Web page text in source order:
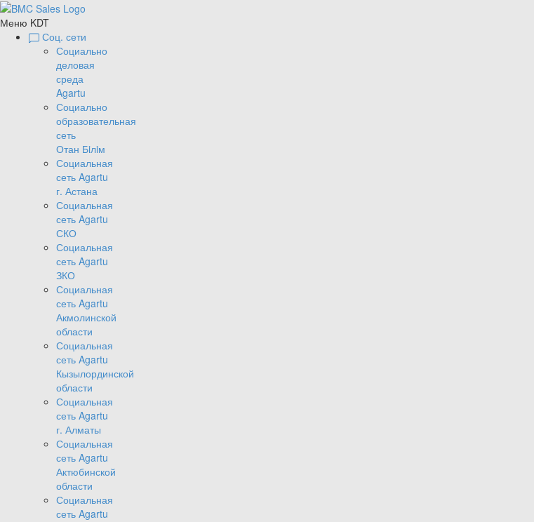
Меню KDT
Соц. сети
Социально
деловая
среда
Agartu
Социально
образовательная
сеть
Отан Бiлiм
Социальная
сеть Agartu
г. Астана
Социальная
сеть Agartu
СКО
Социальная
сеть Agartu
ЗКО
Социальная
сеть Agartu
Акмолинской
области
Социальная
сеть Agartu
Кызылординской
области
Социальная
сеть Agartu
г. Алматы
Социальная
сеть Agartu
Актюбинской
области
Социальная
сеть Agartu